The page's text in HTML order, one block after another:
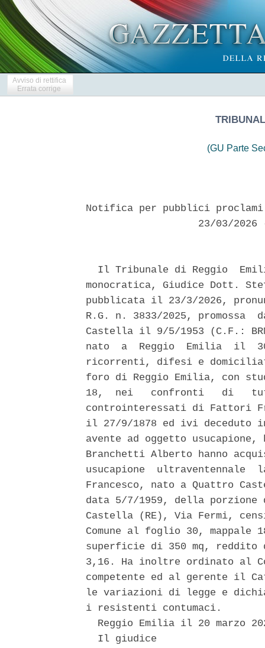
Avviso di rettifica
Errata corrige
(GU Parte
Notifica per pubblici
23/03/
Il Tribunale di Reggio
monocratica, Giudice Dott.
pubblicata il 23/3/2026,
R.G. n. 3833/2025,
Castella il 9/5/1953 (C.F.:
nato  a  Reggio  Emilia  il  30/
ricorrenti, difesi e
foro di Reggio Emilia, con
18,  nei   confronti   di
controinteressati di Fattori
il 27/9/1878 ed ivi deceduto
avente ad oggetto
Branchetti Alberto hanno
usucapione
Francesco, nato a Quattro
data 5/7/1959, della
Castella (RE), Via Fermi,
Comune al foglio 30,
superficie di 350 mq,
3,16. Ha inoltre ordinato al
competente ed al gerente il
le variazioni di legge e
i resistenti contumaci.
Reggio Emilia il 20 marzo
  Il giudice